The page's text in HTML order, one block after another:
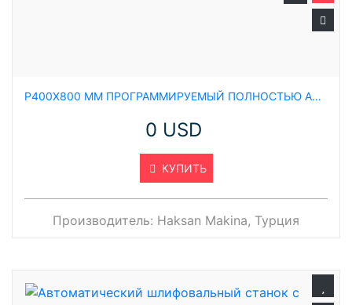
P400X800 ММ ПРОГРАММИРУЕМЫЙ ПОЛНОСТЬЮ АВТОМАТИЧЕСКИЙ ШЛИФОВАЛЬНЫЙ СТАНОК, DSG-1632 CAHD
0 USD
КУПИТЬ
Производитель: Haksan Makina, Турция